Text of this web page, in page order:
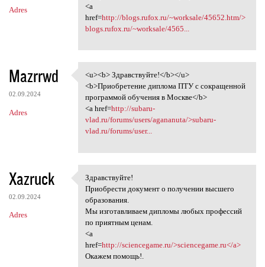
Adres
<a
href=http://blogs.rufox.ru/~worksale/45652.htm/>
blogs.rufox.ru/~worksale/4565...
Mazrrwd
02.09.2024
Adres
<u><b> Здравствуйте!</b></u>
<u><b> Здравствуйте!</b></u>
<b>Приобретение диплома ПТУ с сокращенной
программой обучения в Москве</b>
<a href=http://subaru-
vlad.ru/forums/users/agananuta/>subaru-
vlad.ru/forums/user...
Xazruck
02.09.2024
Adres
Здравствуйте!
Здравствуйте!
Приобрести документ о получении высшего
образования.
Мы изготавливаем дипломы любых профессий
по приятным ценам.
<a
href=http://sciencegame.ru/>sciencegame.ru</a>
Окажем помощь!.